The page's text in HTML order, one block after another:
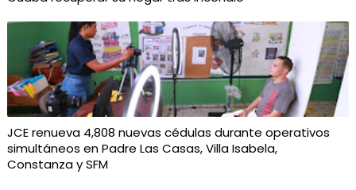
JCE renueva 4,808 nuevas cédulas durante operativos
simultáneos en Padre Las Casas, Villa Isabela,
Constanza y SFM